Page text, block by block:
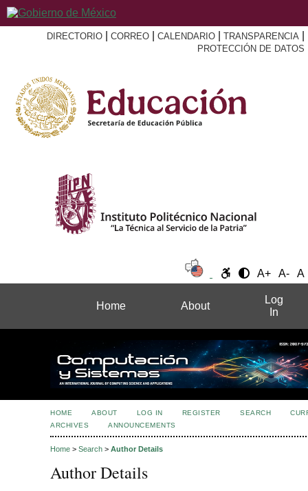
DIRECTORIO CORREO CALENDARIO TRANSPARENCIA
PROTECCIÓN DE DATOS
A+ A- A
Home About
Log
In
HOME ABOUT LOG IN REGISTER SEARCH
ARCHIVES
ANNOUNCEMENTS
Home > Search > Author Details
Author Details